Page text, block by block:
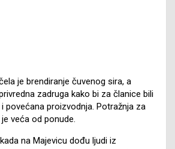
je brendiranje čuvenog sira, a
zadruga kako bi za članice bili
povećana proizvodnja. Potražnja za
veća od ponude.
na Majevicu dođu ljudi iz